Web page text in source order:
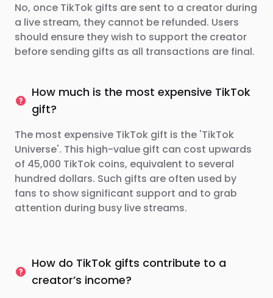
No, once TikTok gifts are sent to a creator during
a live stream, they cannot be refunded. Users
should ensure they wish to support the creator
before sending gifts as all transactions are final.
How much is the most expensive TikTok
gift?
The most expensive TikTok gift is the 'TikTok
Universe'. This high-value gift can cost upwards
of 45,000 TikTok coins, equivalent to several
hundred dollars. Such gifts are often used by
fans to show significant support and to grab
attention during busy live streams.
How do TikTok gifts contribute to a
creator’s income?